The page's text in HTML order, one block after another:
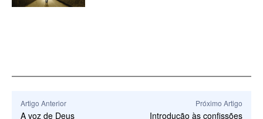
Artigo Anterior
A voz de Deus
Próximo Artigo
Introdução às confissões